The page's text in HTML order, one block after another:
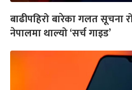
बाढीपहिरो बारेका गलत
नेपालमा थाल्यो ‘सर्च गाइड’